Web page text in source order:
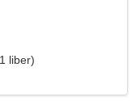
liber)